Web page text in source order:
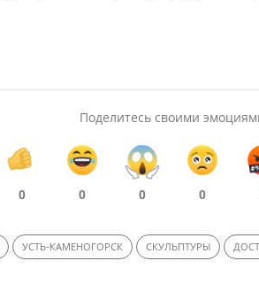
Поделитесь своими
0 0 0 0
УСТЬ-КАМЕНОГОРСК СКУЛЬПТУРЫ